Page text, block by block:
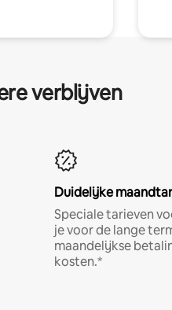
verblijven
Duidelijke
Speciale tarieven
je voor de lange
maandelijkse
kosten.*